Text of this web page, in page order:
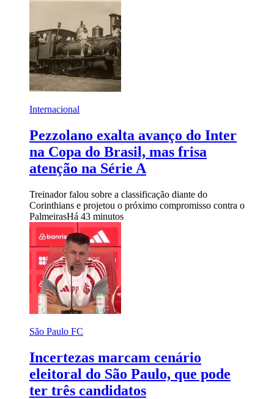
Internacional
Pezzolano exalta avanço do Inter
na Copa do Brasil, mas frisa
atenção na Série A
Treinador falou sobre a classificação diante do
Corinthians e projetou o próximo compromisso contra o
PalmeirasHá 43 minutos
São Paulo FC
Incertezas marcam cenário
eleitoral do São Paulo, que pode
ter três candidatos